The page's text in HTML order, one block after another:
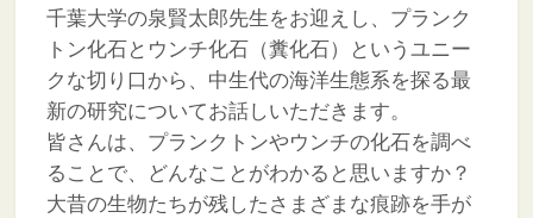
千葉大学の泉賢太郎先生をお迎えし、プランク
トン化石とウンチ化石（糞化石）というユニー
クな切り口から、中生代の海洋生態系を探る最
新の研究についてお話しいただきます。
皆さんは、プランクトンやウンチの化石を調べ
ることで、どんなことがわかると思いますか？
大昔の生物たちが残したさまざまな痕跡を手が